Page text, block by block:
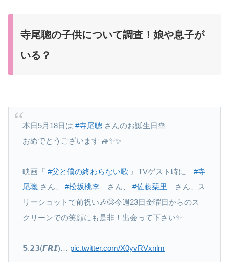
寺尾聰の子供について調査！娘や息子が
いる？
本日5月18日は #寺尾聰 さんのお誕生日🎂
おめでとうございます 🚙✨✨
映画『 #父と僕の終わらない歌 』TVゲスト時に #寺
尾聰 さん、 #松坂桃李 さん、 #佐藤栞里
さん、ス
リーショットで前祝い🎶😊今週23日金曜日からのス
クリーンでの笑顔にも是非！出会って下さい✨
𝟱.𝟮𝟯(𝙁𝙍𝙄)… pic.twitter.com/X0yvRVxnlm